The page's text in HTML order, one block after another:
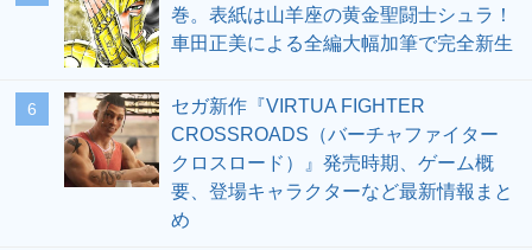
巻。表紙は山羊座の黄金聖闘士シュラ！
車田正美による全編大幅加筆で完全新生
6
セガ新作『VIRTUA FIGHTER
CROSSROADS（バーチャファイター
クロスロード）』発売時期、ゲーム概
要、登場キャラクターなど最新情報まと
め